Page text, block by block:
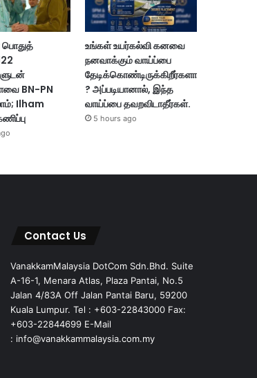
BN-PN
Ilham
உங்கள் உயர்கல்வி கனவை
நனவாக்கும் வாய்ப்பை
தேடிக்கொண்டிருக்கிறீர்களா
? அப்படியானால், இந்த
வாய்ப்பை தவறவிடாதீர்கள்.
5 hours ago
Contact Us
VanakkamMalaysia DotCom Sdn.Bhd. Suite
A-16-1, Menara Atlas, Plaza Pantai, No.5
Jalan 4/83A Off Jalan Pantai Baru, 59200
Kuala Lumpur. Tel : +603-22843000 Fax:
+603-22844699 E-Mail
: info@vanakkammalaysia.com.my